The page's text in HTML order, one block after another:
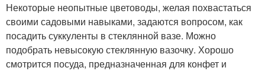
Некоторые неопытные цветоводы, желая похвастаться
своими садовыми навыками, задаются вопросом, как
посадить суккуленты в стеклянной вазе. Можно
подобрать невысокую стеклянную вазочку. Хорошо
смотрится посуда, предназначенная для конфет и